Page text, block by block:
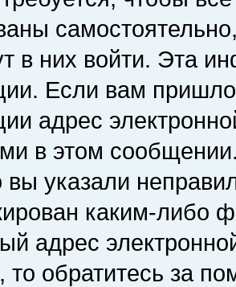
в них войти. Эта
Если вам
адрес
в этом
вы указали
каким-либо
адрес
то обратитесь за